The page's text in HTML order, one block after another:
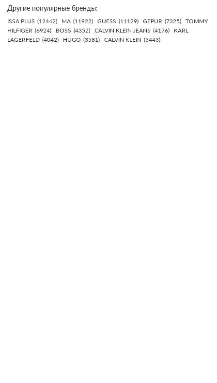
Другие популярные бренды:
ISSA PLUS (12442) MA (11922) GUESS (11129) GEPUR (7325) TOMMY
HILFIGER (6924) BOSS (4352) CALVIN KLEIN JEANS (4176)
KARL
LAGERFELD (4042) HUGO (3581) CALVIN KLEIN (3443)